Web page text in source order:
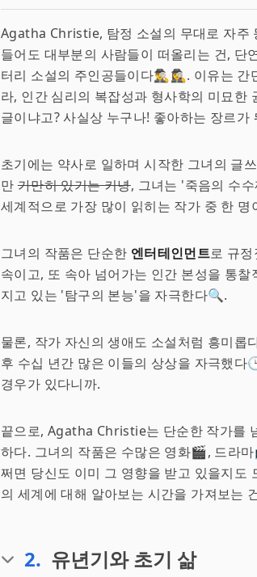
Agatha Christie, 탐정 소설의 무대로 자주
들어도 대부분의 사람들이 떠올리는 건, 단
터리 소설의 주인공들이다🕵️‍♂️🕵️‍♀️. 이유는 간
라, 인간 심리의 복잡성과 형사학의 미묘한
글이냐고? 사실상 누구나! 좋아하는 장르가
초기에는 약사로 일하며 시작한 그녀의 글
만가만히 있기는 커녕, 그녀는 '죽음의 수
세계적으로 가장 많이 읽히는 작가 중 한 명
그녀의 작품은 단순한 엔터테인먼트로 규
속이고, 또 속아 넘어가는 인간 본성을 통
지고 있는 '탐구의 본능'을 자극한다🔍.
물론, 작가 자신의 생애도 소설처럼 흥미
후 수십 년간 많은 이들의 상상을 자극했
경우가 있다니까.
끝으로, Agatha Christie는 단순한 작가를
하다. 그녀의 작품은 수많은 영화🎬, 드라
쩌면 당신도 이미 그 영향을 받고 있을지도
의 세계에 대해 알아보는 시간을 가져보는
2. 유년기와 초기 삶